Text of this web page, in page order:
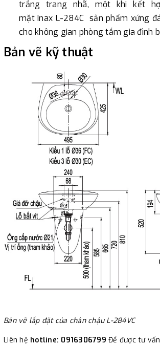
trắng trang nhã, một khi kết
mặt Inax L-284C sản phẩm xứng
cho không gian phòng tắm gia đình
Bản vẽ kỹ thuật
Bản vẽ lắp đặt của chân chậu L-284VC
Liên hệ hotline: 0916306799 Để được tư